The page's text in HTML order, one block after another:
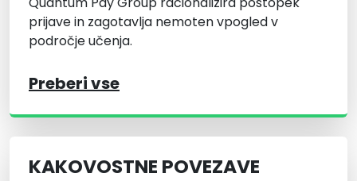
prijave in zagotavlja nemoten vpogled v
področje učenja.
Preberi vse
KAKOVOSTNE POVEZAVE